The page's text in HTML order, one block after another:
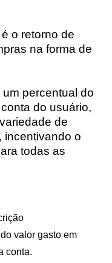
o retorno de
na forma de
percentual do
do usuário,
de
incentivando o
todas as
valor gasto em
conta.